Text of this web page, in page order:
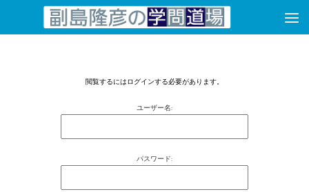
コンテンツへスキップ
閲覧するにはログインする必要があります。
ユーザー名:
パスワード: